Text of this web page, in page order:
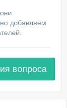
добавляем
вопроса